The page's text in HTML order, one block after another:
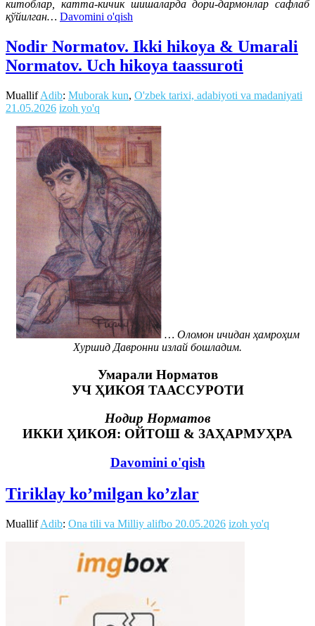
китоблар, катта-кичик шишаларда дори-дармонлар сафлаб
қўйилган… Davomini o'qish
Nodir Normatov. Ikki hikoya & Umarali
Normatov. Uch hikoya taassuroti
MuallifAdib: Muborak kun, O'zbek tarixi, adabiyoti va madaniyati
21.05.2026 izoh yo'q
… Оломон ичидан ҳамроҳим
Хуршид Давронни излай бошладим.
Умарали Норматов
УЧ ҲИКОЯ ТААССУРОТИ
Нодир Норматов
ИККИ ҲИКОЯ: ОЙТОШ & ЗАҲАРМУҲРА
Davomini o'qish
Tiriklay ko’milgan ko’zlar
MuallifAdib: Ona tili va Milliy alifbo 20.05.2026 izoh yo'q